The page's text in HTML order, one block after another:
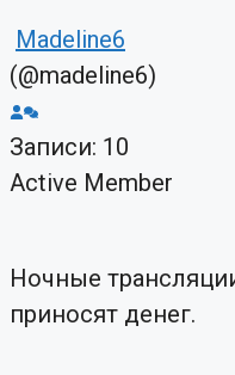
Madeline6
(@madeline6)
Записи: 10
Active Member
Ночные
приносят денег.